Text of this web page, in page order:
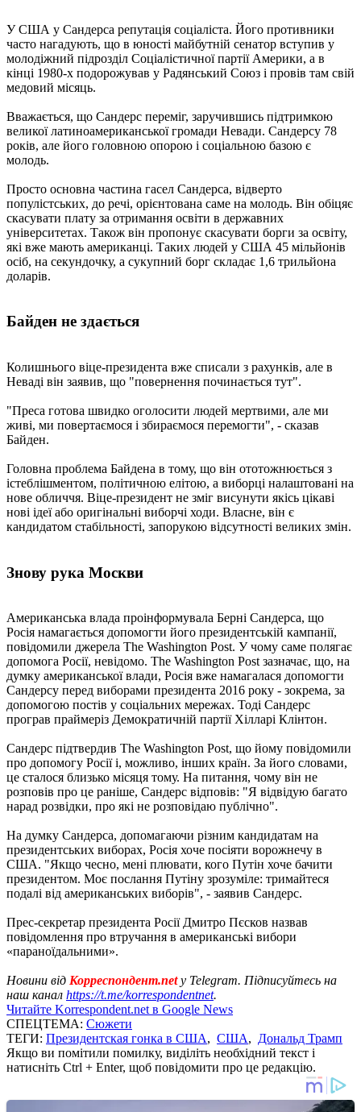
У США у Сандерса репутація соціаліста. Його противники
часто нагадують, що в юності майбутній сенатор вступив у
молодіжний підрозділ Соціалістичної партії Америки, а в
кінці 1980-х подорожував у Радянський Союз і провів там свій
медовий місяць.
Вважається, що Сандерс переміг, заручившись підтримкою
великої латиноамериканської громади Невади. Сандерсу 78
років, але його головною опорою і соціальною базою є
молодь.
Просто основна частина гасел Сандерса, відверто
популістських, до речі, орієнтована саме на молодь. Він обіцяє
скасувати плату за отримання освіти в державних
університетах. Також він пропонує скасувати борги за освіту,
які вже мають американці. Таких людей у США 45 мільйонів
осіб, на секундочку, а сукупний борг складає 1,6 трильйона
доларів.
Байден не здається
Колишнього віце-президента вже списали з рахунків, але в
Неваді він заявив, що "повернення починається тут".
"Преса готова швидко оголосити людей мертвими, але ми
живі, ми повертаємося і збираємося перемогти", - сказав
Байден.
Головна проблема Байдена в тому, що він ототожнюється з
істеблішментом, політичною елітою, а виборці налаштовані на
нове обличчя. Віце-президент не зміг висунути якісь цікаві
нові ідеї або оригінальні виборчі ходи. Власне, він є
кандидатом стабільності, запорукою відсутності великих змін.
Знову рука Москви
Американська влада проінформувала Берні Сандерса, що
Росія намагається допомогти його президентській кампанії,
повідомили джерела The Washington Post. У чому саме полягає
допомога Росії, невідомо. The Washington Post зазначає, що, на
думку американської влади, Росія вже намагалася допомогти
Сандерсу перед виборами президента 2016 року - зокрема, за
допомогою постів у соціальних мережах. Тоді Сандерс
програв праймеріз Демократичній партії Хілларі Клінтон.
Сандерс підтвердив The Washington Post, що йому повідомили
про допомогу Росії і, можливо, інших країн. За його словами,
це сталося близько місяця тому. На питання, чому він не
розповів про це раніше, Сандерс відповів: "Я відвідую багато
нарад розвідки, про які не розповідаю публічно".
На думку Сандерса, допомагаючи різним кандидатам на
президентських виборах, Росія хоче посіяти ворожнечу в
США. "Якщо чесно, мені плювати, кого Путін хоче бачити
президентом. Моє послання Путіну зрозуміле: тримайтеся
подалі від американських виборів", - заявив Сандерс.
Прес-секретар президента Росії Дмитро Пєсков назвав
повідомлення про втручання в американські вибори
«параноїдальними».
Новини від Корреспондент.net у Telegram. Підписуйтесь на
наш канал https://t.me/korrespondentnet.
Читайте Korrespondent.net в Google News
СПЕЦТЕМА: Сюжети
ТЕГИ: Президентская гонка в США, США, Дональд Трамп
Якщо ви помітили помилку, виділіть необхідний текст і
натисніть Ctrl + Enter, щоб повідомити про це редакцію.